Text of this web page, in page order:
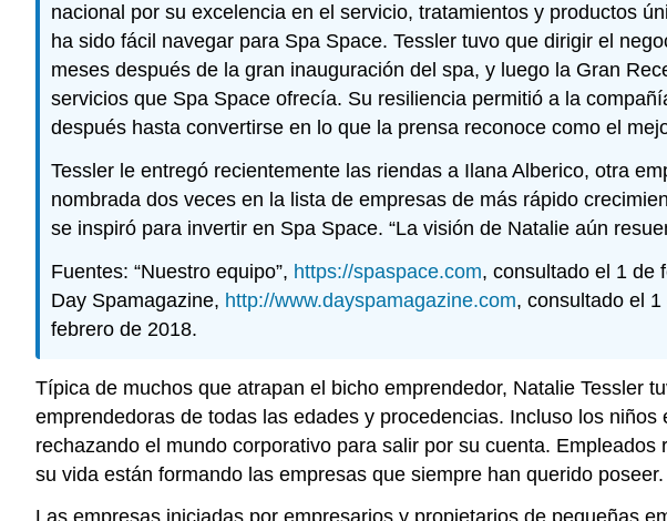
nacional por su excelencia en el servicio, tratamientos y productos
ha sido fácil navegar para Spa Space. Tessler tuvo que dirigir el
meses después de la gran inauguración del spa, y luego la Gran
servicios que Spa Space ofrecía. Su resiliencia permitió a la
después hasta convertirse en lo que la prensa reconoce como el
Tessler le entregó recientemente las riendas a Ilana Alberico, otra
nombrada dos veces en la lista de empresas de más rápido
se inspiró para invertir en Spa Space. “La visión de Natalie aún
Fuentes: “Nuestro equipo”, https://spaspace.com, consultado el 1 de
Day Spamagazine, http://www.dayspamagazine.com, consultado el 1
febrero de 2018.
Típica de muchos que atrapan el bicho emprendedor, Natalie Tessler
emprendedoras de todas las edades y procedencias. Incluso los
rechazando el mundo corporativo para salir por su cuenta.
su vida están formando las empresas que siempre han querido poseer.